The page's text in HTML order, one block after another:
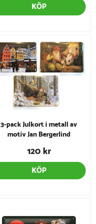
KÖP
3-pack Julkort i metall av
motiv Jan Bergerlind
120 kr
KÖP